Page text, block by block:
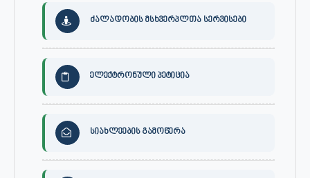
ძალადობის მსხვერპლთა სერვისები
ელექტრონული პეტიცია
სიახლეების გამოწერა